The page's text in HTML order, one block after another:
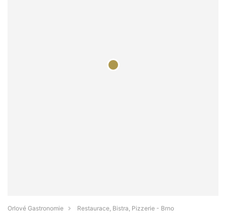
Orlové Gastronomie
Restaurace, Bistra, Pizzerie - Brno